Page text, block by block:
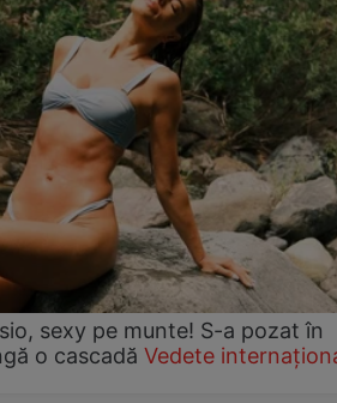
sexy pe munte! S-a pozat în
o cascadă Vedete